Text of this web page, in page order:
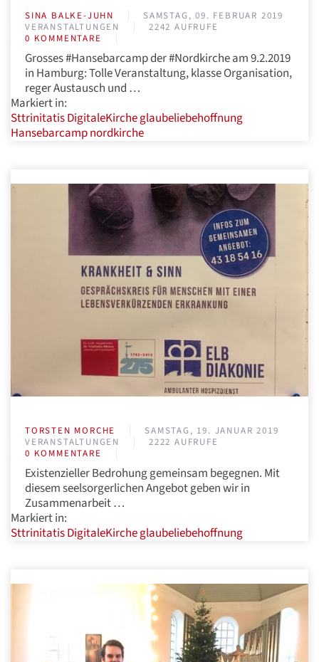
SINA BALKE-JUHN
SAMSTAG, 09. FEBRUAR 2019
VERANSTALTUNGEN
2242 AUFRUFE
0 KOMMENTARE
Grosses #Hansebarcamp der #Nordkirche am 9.2.2019
in Hamburg: Tolle Veranstaltung, klasse Organisation,
reger Austausch und …
Markiert in:
SttrinitatisDigitaleKircheglaubeliebehoffnung
Hansebarcampnordkirche
TORSTEN MORCHE
SAMSTAG, 19. JANUAR 2019
VERANSTALTUNGEN
2222 AUFRUFE
0 KOMMENTARE
Existenzieller Bedrohung gemeinsam begegnen. Mit
diesem seelsorgerlichen Angebot geben wir in
Zusammenarbeit …
Markiert in:
SttrinitatisDigitaleKircheglaubeliebehoffnung